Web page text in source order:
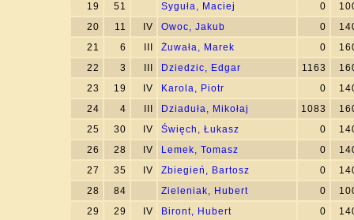
19
51 Syguła, Maciej 0
20
11 IV Owoc, Jakub 0
21
6 Żuwała, Marek 0
22
3 Dziedzic, Edgar 1163
23
19 IV Karola, Piotr 0
24
4 Dziaduła, Mikołaj 1083
25
30 IV Święch, Łukasz 0
26
28 IV Lemek, Tomasz 0
27
35 IV Zbiegień, Bartosz 0
28
84 Zieleniak, Hubert 0
29
29 IV Biront, Hubert 0